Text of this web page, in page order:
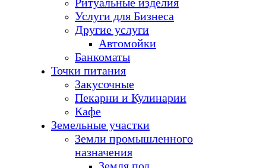
Услуги для Бизнеса
Другие услуги
Автомойки
Банкоматы
Точки питания
Закусочные
Пекарни и Кулинарии
Кафе
Земельные участки
Земли промышленного
назначения